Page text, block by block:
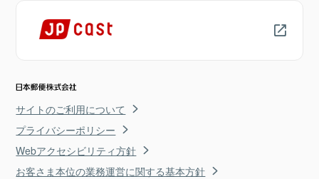
サイトのご利用について
プライバシーポリシー
Webアクセシビリティ方針
お客さま本位の業務運営に関する基本方針